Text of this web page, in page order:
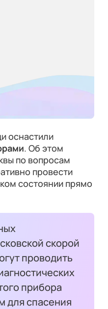
оснастили
. Об этом
по вопросам
провести
состоянии прямо
скорой
проводить
прибора
для спасения